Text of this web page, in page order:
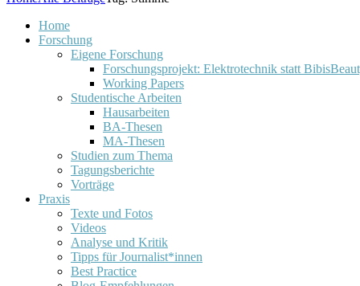
Home
Forschung
Eigene Forschung
Forschungsprojekt: Elektrotechnik statt
Working Papers
Studentische Arbeiten
Hausarbeiten
BA-Thesen
MA-Thesen
Studien zum Thema
Tagungsberichte
Vorträge
Praxis
Texte und Fotos
Videos
Analyse und Kritik
Tipps für Journalist*innen
Best Practice